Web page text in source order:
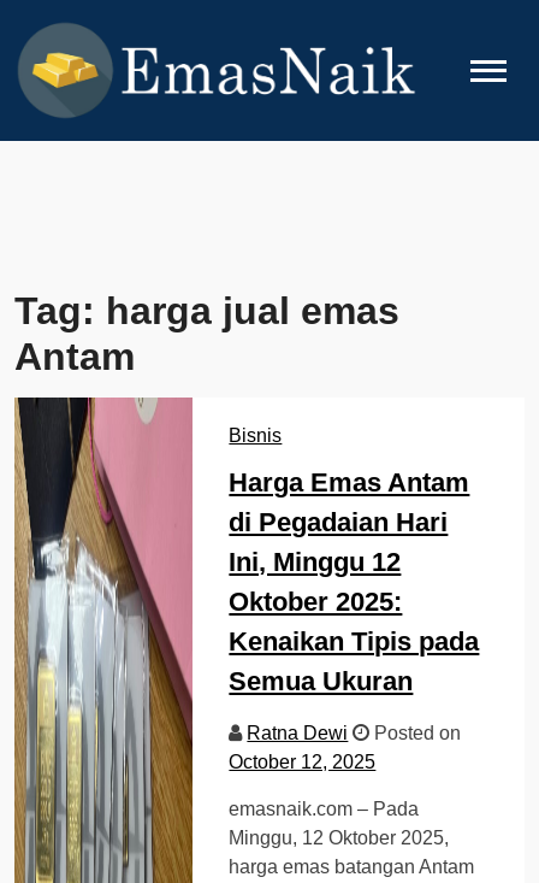
content
EMASNAIK
Topik Seputar Emas
Tag: harga jual emas
Antam
Bisnis
Harga Emas Antam
di Pegadaian Hari
Ini, Minggu 12
Oktober 2025:
Kenaikan Tipis pada
Semua Ukuran
Ratna Dewi
Posted on
October 12, 2025
emasnaik.com – Pada
Minggu, 12 Oktober 2025,
harga emas batangan Antam